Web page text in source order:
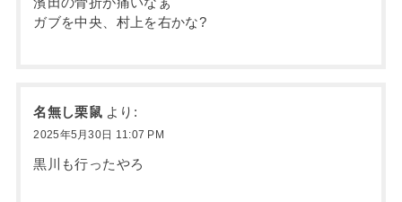
ガブを中央、村上を右かな?
名無し栗鼠 より:
2025年5月30日 11:07 PM
黒川も行ったやろ